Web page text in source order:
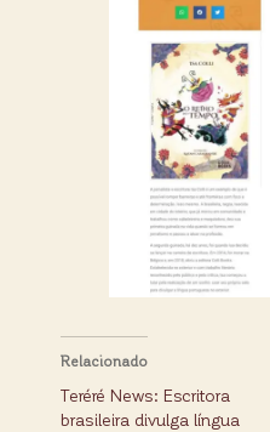
Relacionado
Teréré News: Escritora
brasileira divulga língua